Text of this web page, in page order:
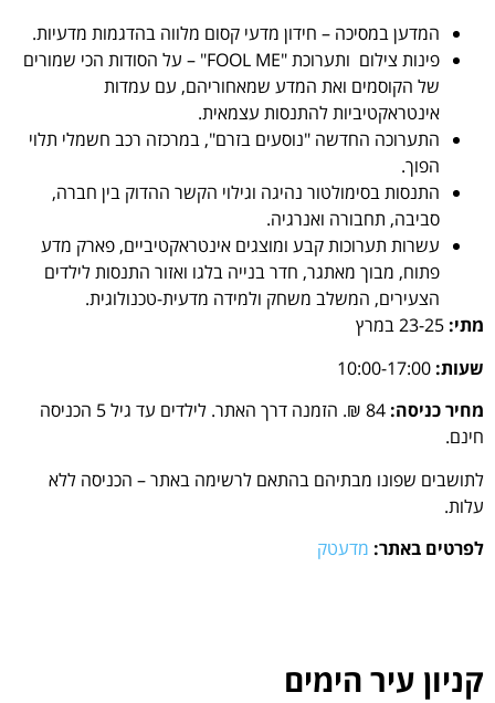
המדען במסיכה – חידון מדעי קסום מלווה בהדגמות מדעיות.
פינות צילום ותערוכת "FOOL ME" – על הסודות הכי שמורים
של הקוסמים ואת המדע שמאחוריהם, עם עמדות
אינטראקטיביות להתנסות עצמאית.
התערוכה החדשה "נוסעים בזרם", במרכזה רכב חשמלי תלוי
הפוך.
התנסות בסימולטור נהיגה וגילוי הקשר ההדוק בין חברה,
סביבה, תחבורה ואנרגיה.
עשרות תערוכות קבע ומוצגים אינטראקטיביים, פארק מדע
פתוח, מבוך מאתגר, חדר בנייה בלגו ואזור התנסות לילדים
הצעירים, המשלב משחק ולמידה מדעית-טכנולוגית.
מתי:
שעות:
מחיר כניסה:
84 ₪. הזמנה דרך האתר. לילדים עד גיל 5 הכניסה
חינם.
לתושבים שפונו מבתיהם בהתאם לרשימה באתר – הכניסה ללא
עלות.
לפרטים באתר: מדעטק
קניון עיר הימים